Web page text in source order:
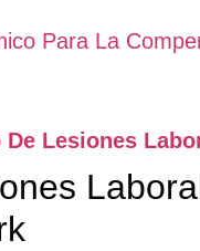
Para La
De Lesiones